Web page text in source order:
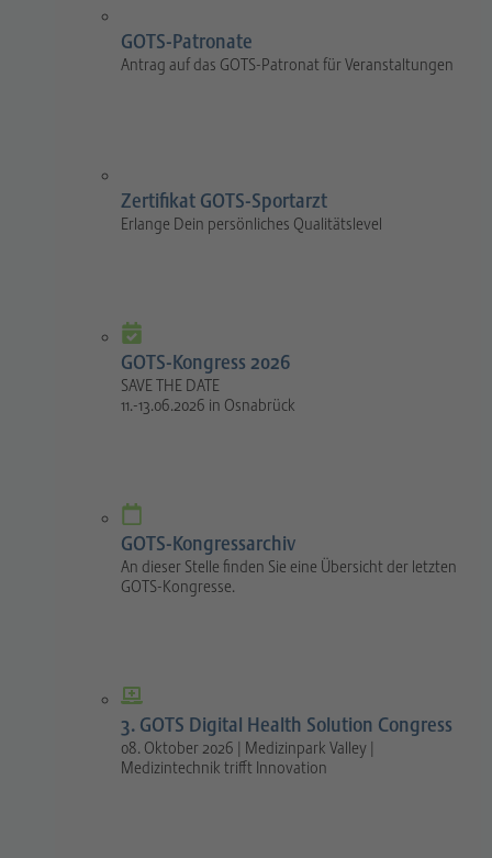
GOTS-Patronate
Antrag auf das GOTS-Patronat für Veranstaltungen
Zertifikat GOTS-Sportarzt
Erlange Dein persönliches Qualitätslevel
GOTS-Kongress 2026
SAVE THE DATE
11.-13.06.2026 in Osnabrück
GOTS-Kongressarchiv
An dieser Stelle finden Sie eine Übersicht der letzten
GOTS-Kongresse.
3. GOTS Digital Health Solution Congress
08. Oktober 2026 | Medizinpark Valley |
Medizintechnik trifft Innovation